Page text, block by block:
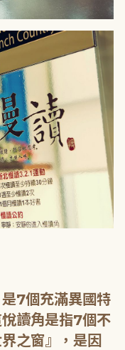
7個充滿異國特
讀角是指7個不
之窗』，是因